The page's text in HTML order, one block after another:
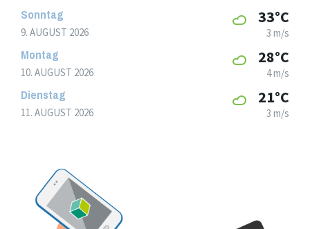
Sonntag
9. AUGUST 2026
33°C
3 m/s
Montag
10. AUGUST 2026
28°C
4 m/s
Dienstag
11. AUGUST 2026
21°C
3 m/s